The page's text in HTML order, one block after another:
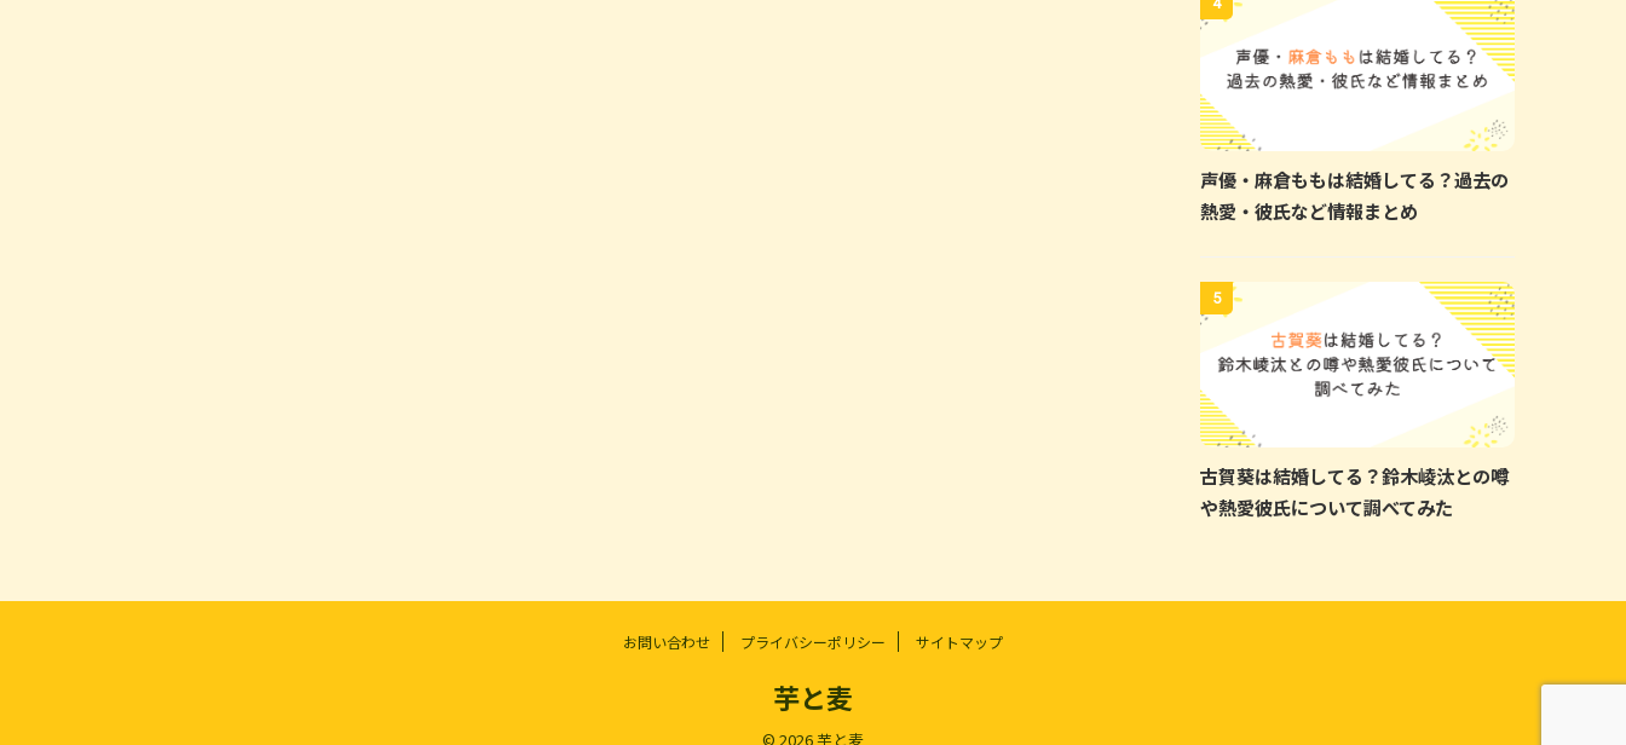
声優・麻倉ももは結婚してる？過去の
熱愛・彼氏など情報まとめ
5
古賀葵は結婚してる？鈴木崚汰との噂
や熱愛彼氏について調べてみた
お問い合わせ プライバシーポリシー サイトマップ
芋と麦
© 2026 芋と麦